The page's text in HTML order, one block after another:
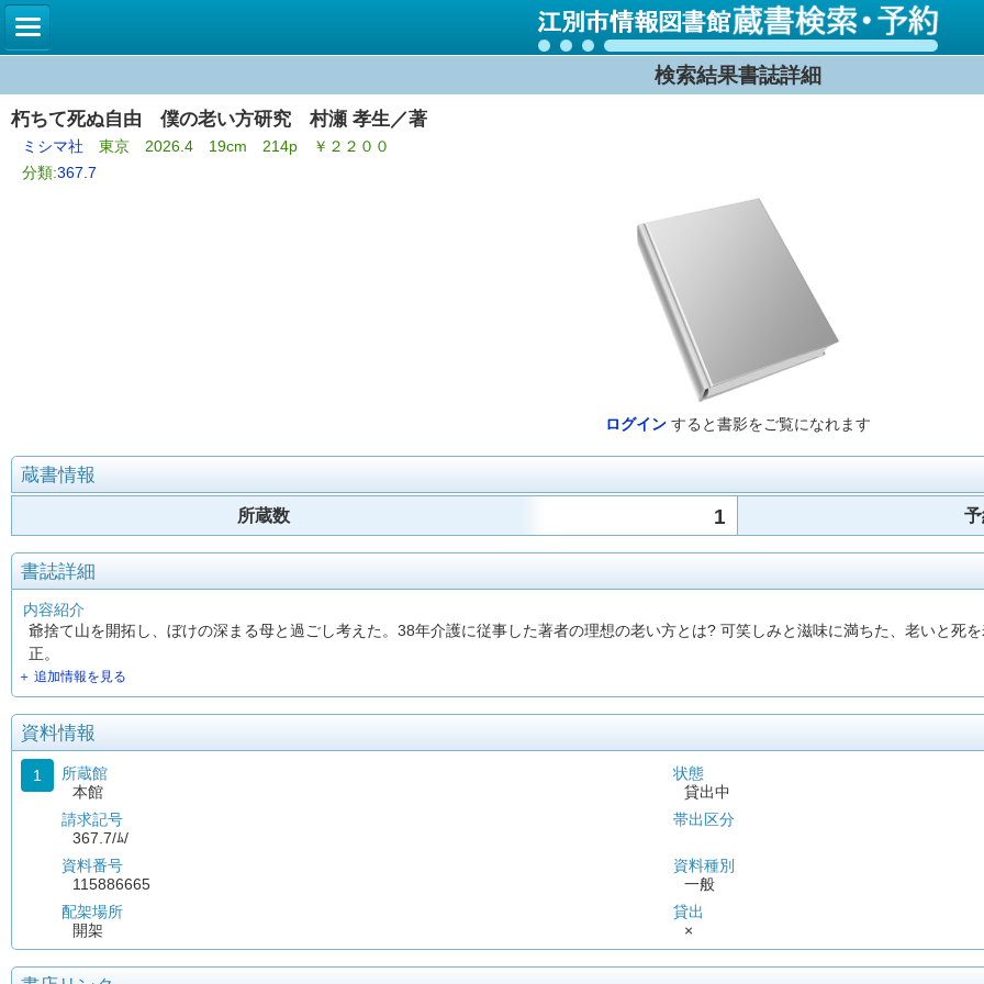
検索結果書誌詳細
朽ちて死ぬ自由 僕の老い方研究 村瀬 孝生／著
ミシマ社 東京 2026.4 19cm 214p ￥２２００
分類:367.7
ログイン すると書影をご覧になれます
蔵書情報
所蔵数 1
書誌詳細
内容紹介
爺捨て山を開拓し、ぼけの深まる母と過ごし考えた。38年介護に従事した著者の理想の老い方とは? 可笑しみと滋味に満ちた、老いと死
正。
＋ 追加情報を見る
資料情報
1
所蔵館
本館
請求記号
367.7/ﾑ/
資料番号
115886665
配架場所
開架
状態
貸出中
帯出区分
資料種別
一般
貸出
×